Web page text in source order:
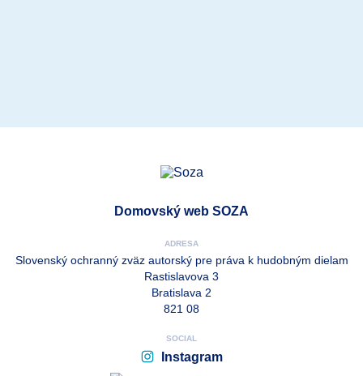
Domovský web SOZA
ADRESA
Slovenský ochranný zväz autorský pre práva k hudobným dielam
Rastislavova 3
Bratislava 2
821 08
SOCIAL
Instagram